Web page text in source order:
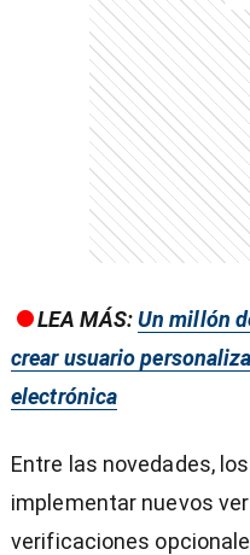
LEA MÁS:Un millón
crear usuario
electrónica
Entre las novedades,
implementar nuevos
verificaciones